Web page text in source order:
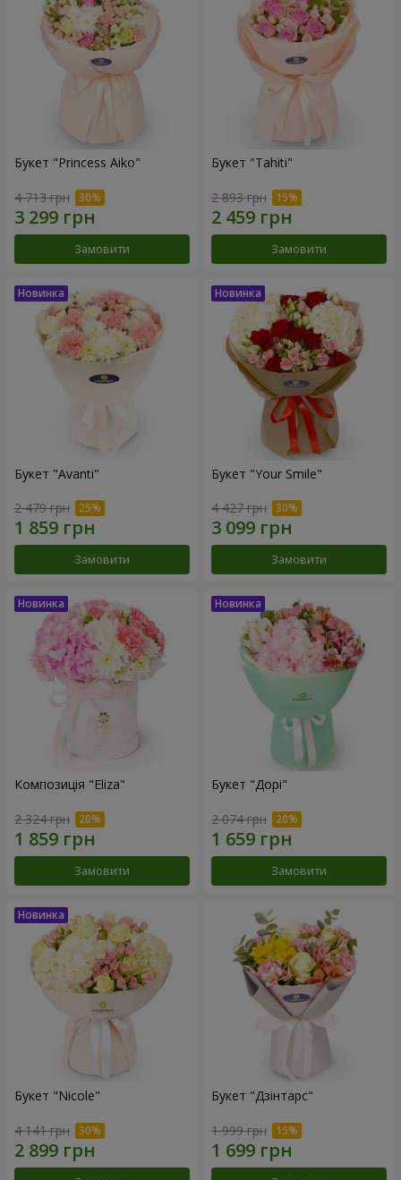
Букет "Princess Aiko"
4 713 грн
Замовити
Букет "Tahiti"
2 893 грн
Замовити
Букет "Avanti"
2 479 грн
Замовити
Букет "Your Smile"
4 427 грн
Замовити
Композиція "Eliza"
2 324 грн
Замовити
Букет "Дорі"
2 074 грн
Замовити
Букет "Nicole"
4 141 грн
Букет "Дзінтарс"
1 999 грн